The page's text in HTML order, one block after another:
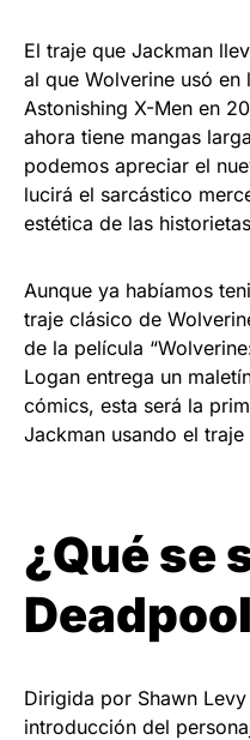
El traje que Jackman
al que Wolverine usó en
Astonishing X-Men en
ahora tiene mangas
podemos apreciar el
lucirá el sarcástico
estética de las
Aunque ya habíamos
traje clásico de
de la película
Logan entrega un
cómics, esta será la
Jackman usando el
¿Qué se
Dirigida por Shawn
introducción del